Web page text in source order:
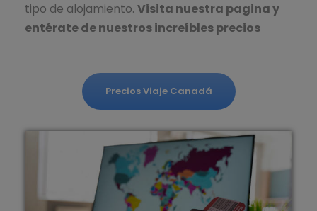
tipo de alojamiento. Visita nuestra pagina y
entérate de nuestros increíbles precios
Precios Viaje Canadá